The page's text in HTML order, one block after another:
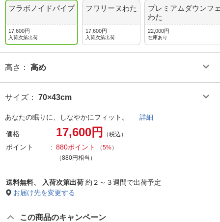
フラボノイドパイプ
17,600円
入荷次第出荷
フワリーヌわた
17,600円
入荷次第出荷
プレミアムダウンフ
わた
22,000円
在庫あり
高さ ： 高め
サイズ ： 70×43cm
あなたの眠りに、しなやかにフィット。 詳細
価格 17,600円 （税込）
ポイント 880ポイント （5%）
（880円相当）
送料無料、 入荷次第出荷 約２～３週間で出荷予定
お届け先を変更する
この商品のキャンペーン